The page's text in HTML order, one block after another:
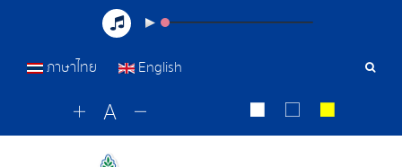
เครื่อ
ภาษาไทย English